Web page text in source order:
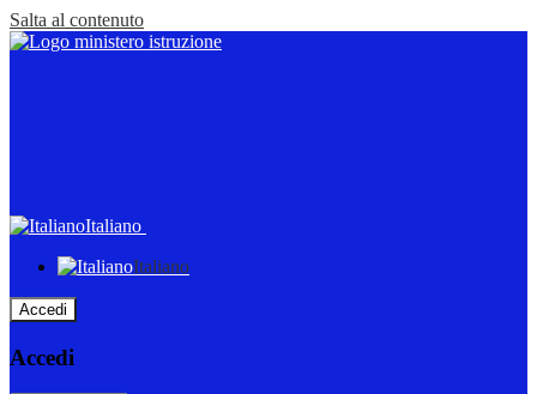
Salta al contenuto
Italiano
Italiano
Accedi
Accedi